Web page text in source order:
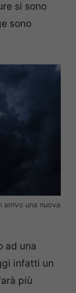
si sono
sono
arrivo una nuova
ad una
infatti un
più